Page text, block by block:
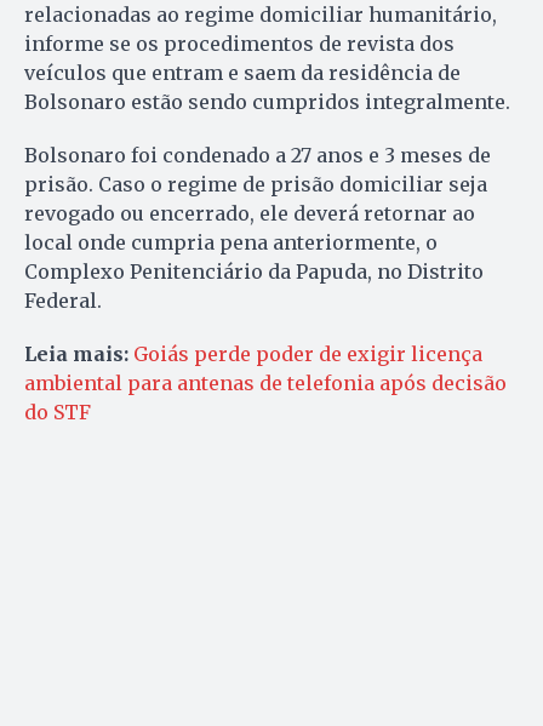
relacionadas ao regime domiciliar humanitário,
informe se os procedimentos de revista dos
veículos que entram e saem da residência de
Bolsonaro estão sendo cumpridos integralmente.
Bolsonaro foi condenado a 27 anos e 3 meses de
prisão. Caso o regime de prisão domiciliar seja
revogado ou encerrado, ele deverá retornar ao
local onde cumpria pena anteriormente, o
Complexo Penitenciário da Papuda, no Distrito
Federal.
Leia mais: Goiás perde poder de exigir licença
ambiental para antenas de telefonia após decisão
do STF